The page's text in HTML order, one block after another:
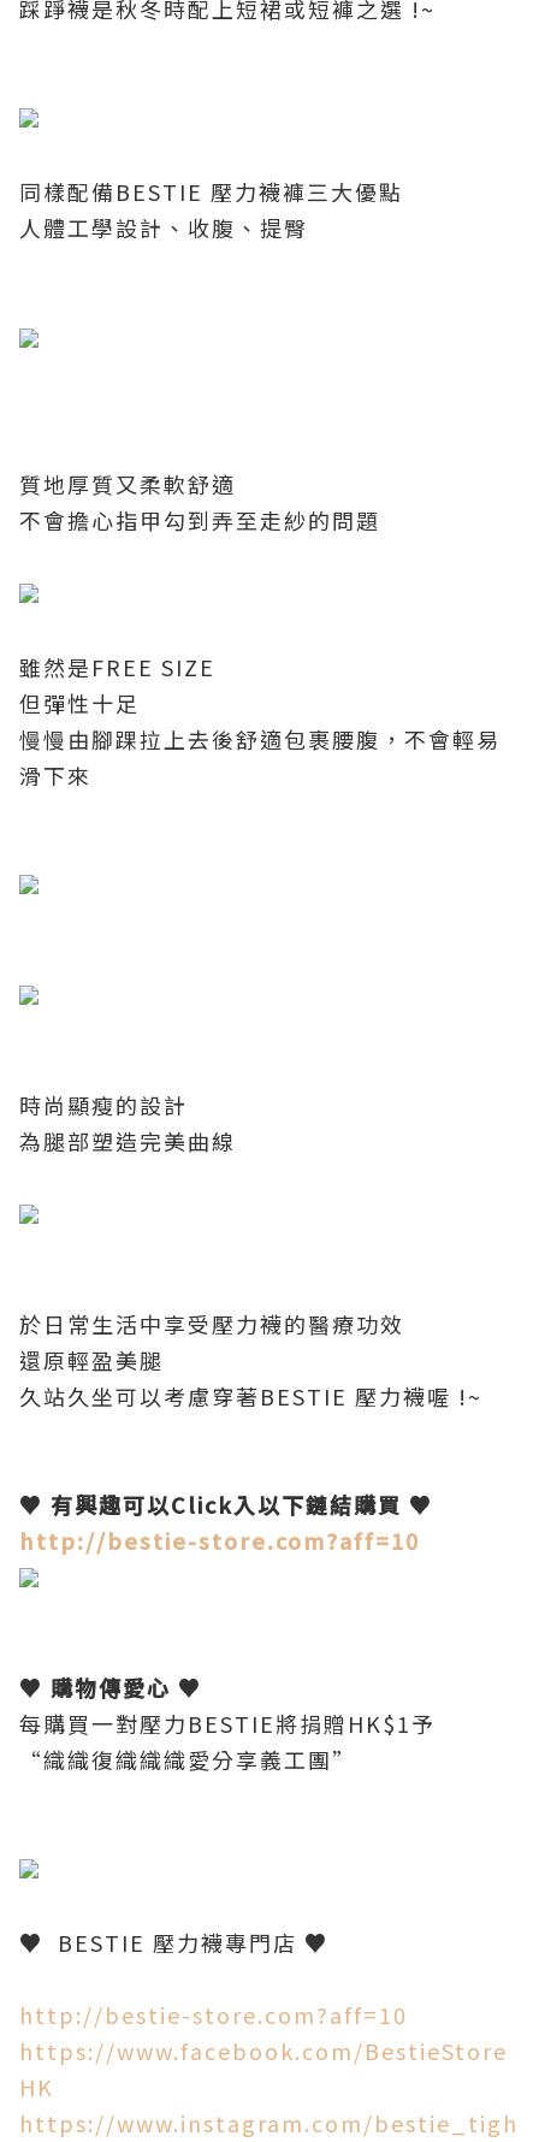
踩踭襪是秋冬時配上短裙或短褲之選 !~
同樣配備BESTIE 壓力襪褲三大優點
人體工學設計、收腹、提臀
質地厚質又柔軟舒適
不會擔心指甲勾到弄至走紗的問題
雖然是FREE SIZE
但彈性十足
慢慢由腳踝拉上去後舒適包裹腰腹，不會輕易
滑下來
時尚顯瘦的設計
為腿部塑造完美曲線
於日常生活中享受壓力襪的醫療功效
還原輕盈美腿
久站久坐可以考慮穿著BESTIE 壓力襪喔 !~
♥ 有興趣可以Click入以下鏈結購買 ♥
http://bestie-store.com?aff=10
♥ 購物傳愛心 ♥
每購買一對壓力BESTIE將捐贈 HK$1予
“織織復織織織愛分享義工團”
♥ BESTIE 壓力襪專門店 ♥
http://bestie-store.com?aff=10
https://www.facebook.com/BestieStore
HK
https://www.instagram.com/bestie_tigh